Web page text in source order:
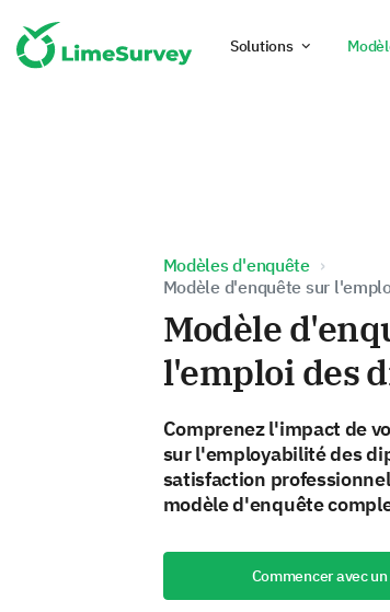
Solutions
Modèles d'enquête
Modèle d'enquête sur
Modèle
l'emploi des
Comprenez l'impact de
sur l'employabilité des
satisfaction
modèle d'enquête
Commencer avec